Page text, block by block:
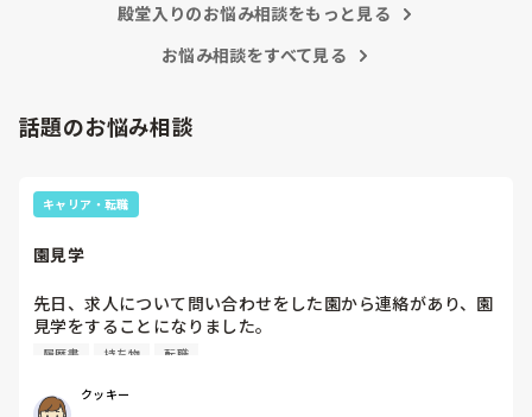
殿堂入りのお悩み相談をもっと見る
お悩み相談をすべて見る
話題のお悩み相談
キャリア・転職
園見学
先日、求人について問い合わせをした園から連絡があり、園
見学をすることになりました。
私としては求人に応募したという認識ですが、『園見学をご
問しましたが、見学なので特にありませんとのこと
履歴書 持ち物 転職
クッキー